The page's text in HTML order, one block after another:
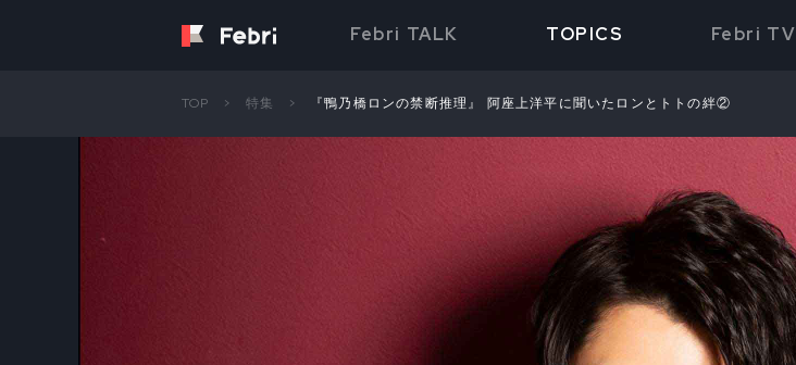
Febri TALK TOPICS Febri TV
TOP 特集 『鴨乃橋ロンの禁断推理』 阿座上洋平に聞いたロンとトトの絆②